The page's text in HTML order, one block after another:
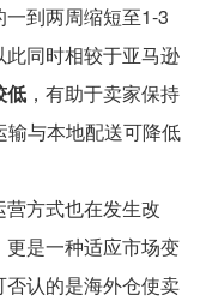
一到两周缩短至1-3
同时相较于亚马逊
低 ，有助于卖家保持
与本地配送可降低
方式也在发生改
是一种适应市场变
认的是海外仓使卖